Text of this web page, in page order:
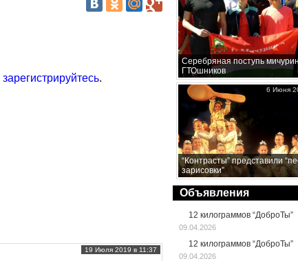
зарегистрируйтесь.
19 Июля 2019 в 11:37
Серебряная поступь
ГТОшников
“Контрасты” представили
зарисовки”
6 Июня
Объявления
12 килограммов “ДоброТы”
09.04.2026
12 килограммов “ДоброТы”
09.04.2026